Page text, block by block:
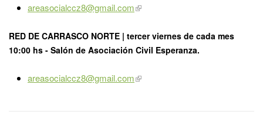
areasocialccz8@gmail.com
RED DE CARRASCO NORTE | tercerviernes de cada mes
10:00 hs - Salón de Asociación Civil Esperanza.
areasocialccz8@gmail.com